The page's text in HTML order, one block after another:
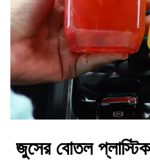
জুসের বোতল